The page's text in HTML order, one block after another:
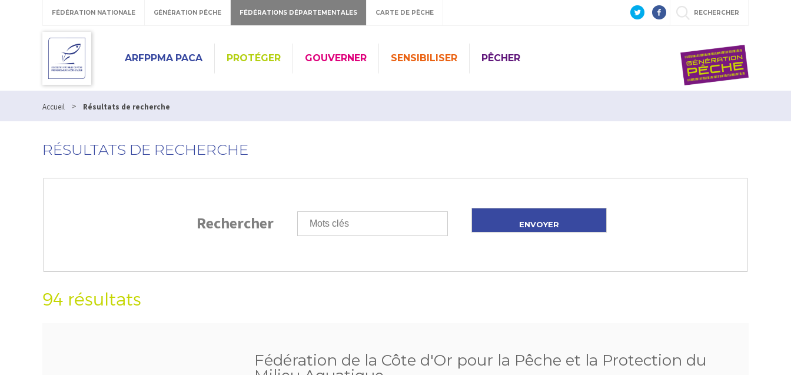
FÉDÉRATION NATIONALE GÉNÉRATION PÊCHE FÉDÉRATIONS DÉPARTEMENTALES CARTE DE PÊCHE RECHERCHER
ARFPPMA PACA PROTÉGER GOUVERNER SENSIBILISER PÊCHER
Accueil > Résultats de recherche
RÉSULTATS DE RECHERCHE
Rechercher
94 résultats
Fédération de la Côte d'Or pour la Pêche et la Protection du